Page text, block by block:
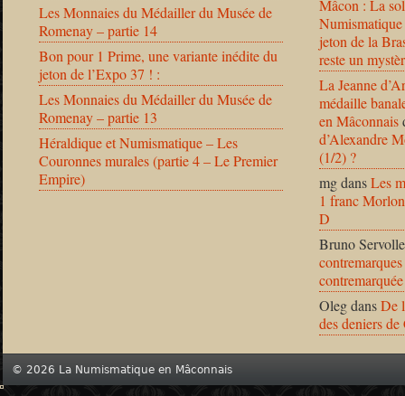
Les Monnaies du Médailler du Musée de
Romenay – partie 14
Bon pour 1 Prime, une variante inédite du
jeton de l’Expo 37 ! :
Les Monnaies du Médailler du Musée de
Romenay – partie 13
Héraldique et Numismatique – Les
Couronnes murales (partie 4 – Le Premier
Empire)
Mâcon : La
jeton de la
reste un
La Jeanne
médaille
en Mâconnais
d’Alexandre
(1/2) ?
mgdansLes
1 franc
D
Bruno Servolle
OlegdansDe
des deniers
© 2026 La Numismatique en Mâconnais